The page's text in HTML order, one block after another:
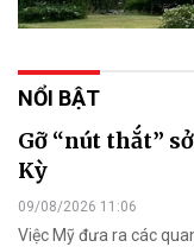
NỔI BẬT
Gỡ “nút thắt”
Kỳ
09/08/2026 11:06
Việc Mỹ đưa ra các